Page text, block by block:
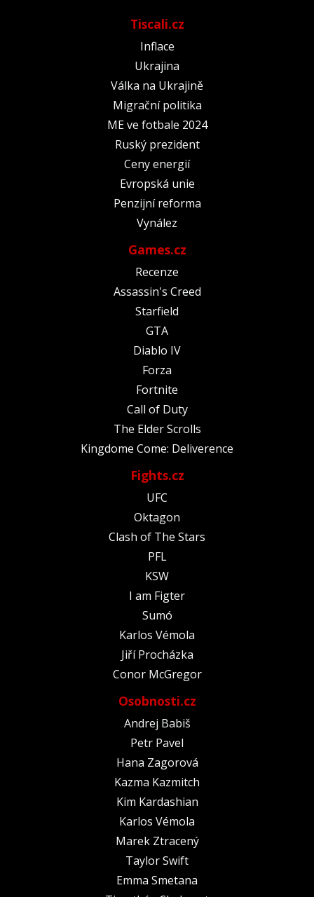
Tiscali.cz
Inflace
Ukrajina
Válka na Ukrajině
Migrační politika
ME ve fotbale 2024
Ruský prezident
Ceny energií
Evropská unie
Penzijní reforma
Vynález
Games.cz
Recenze
Assassin's Creed
Starfield
GTA
Diablo IV
Forza
Fortnite
Call of Duty
The Elder Scrolls
Kingdome Come: Deliverence
Fights.cz
UFC
Oktagon
Clash of The Stars
PFL
KSW
I am Figter
Sumó
Karlos Vémola
Jiří Procházka
Conor McGregor
Osobnosti.cz
Andrej Babiš
Petr Pavel
Hana Zagorová
Kazma Kazmitch
Kim Kardashian
Karlos Vémola
Marek Ztracený
Taylor Swift
Emma Smetana